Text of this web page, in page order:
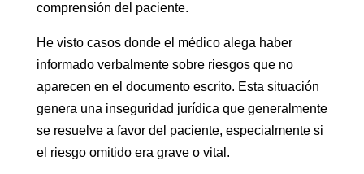
comprensión del paciente.
He visto casos donde el médico alega haber
informado verbalmente sobre riesgos que no
aparecen en el documento escrito. Esta situación
genera una inseguridad jurídica que generalmente
se resuelve a favor del paciente, especialmente si
el riesgo omitido era grave o vital.